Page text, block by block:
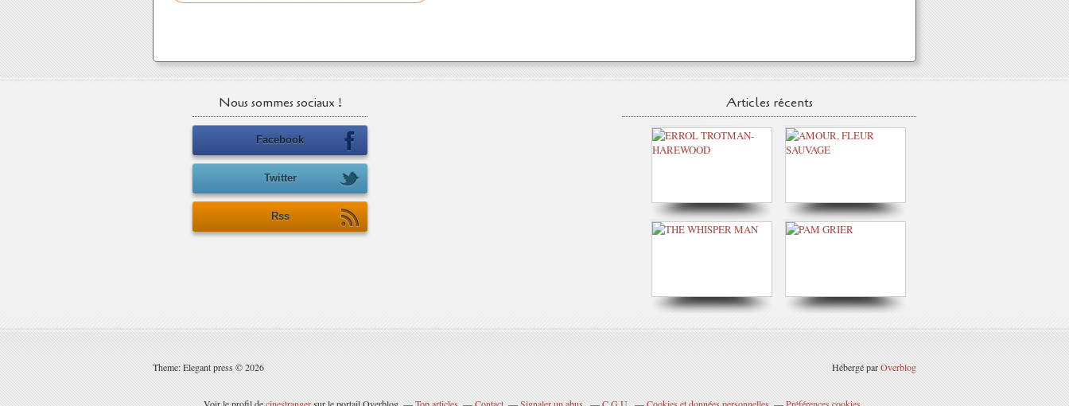
Nous sommes sociaux !
Facebook
Twitter
Rss
Articles récents
Theme: Elegant press © 2026 Hébergé parOverblog